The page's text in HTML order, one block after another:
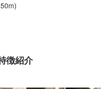
徴紹介